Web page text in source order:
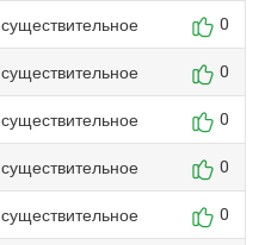
существительное 0
существительное 0
существительное 0
существительное 0
существительное 0